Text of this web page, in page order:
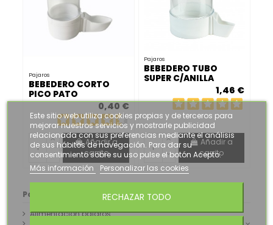
Pajaros
BEBEDERO CORTO
PICO PATO
0,40 €
Añadir a
carrito
Pajaros
BEBEDERO TUBO
SUPER C/ANILLA
1,46 €
Añadir a
carrito
Pajaros
Alimentacion pajaros
Este sitio web utiliza cookies propias y de terceros para
mejorar nuestros servicios y mostrarle publicidad
relacionada con sus preferencias mediante el análisis
de sus hábitos de navegación. Para dar su
consentimiento sobre su uso pulse el botón Acepto.
Más información
Personalizar las cookies
RECHAZAR TODO